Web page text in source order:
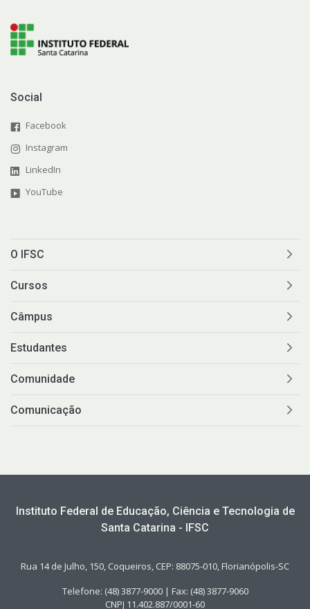
Social
Facebook
Instagram
LinkedIn
YouTube
O IFSC
Cursos
Câmpus
Estudantes
Comunidade
Comunicação
Instituto Federal de Educação, Ciência e Tecnologia de
Santa Catarina - IFSC
Rua 14 de Julho, 150, Coqueiros, CEP: 88075-010, Florianópolis-SC
Telefone: (48) 3877-9000 | Fax: (48) 3877-9060
CNPJ 11.402.887/0001-60